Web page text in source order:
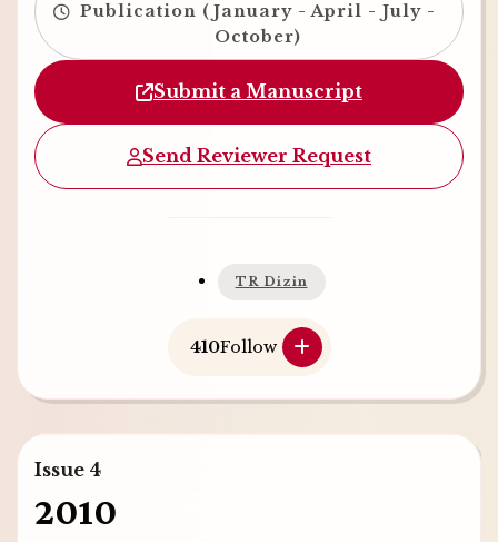
Publication (January - April - July -
October)
Submit a Manuscript
Send Reviewer Request
TR Dizin
410Follow
Issue 4
2010